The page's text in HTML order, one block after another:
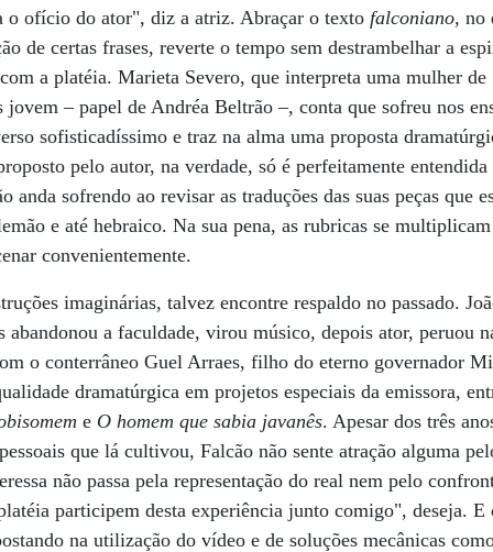
o ofício do ator", diz a atriz. Abraçar o texto falconiano, no
de certas frases, reverte o tempo sem destrambelhar a
a platéia. Marieta Severo, que interpreta uma mulher de
jovem – papel de Andréa Beltrão –, conta que sofreu nos
sofisticadíssimo e traz na alma uma proposta
pelo autor, na verdade, só é perfeitamente
anda sofrendo ao revisar as traduções das suas peças que
e até hebraico. Na sua pena, as rubricas se
convenientemente.
imaginárias, talvez encontre respaldo no passado.
abandonou a faculdade, virou músico, depois ator, peruou
o conterrâneo Guel Arraes, filho do eterno governador
dramatúrgica em projetos especiais da emissora,
e O homem que sabia javanês. Apesar dos três
que lá cultivou, Falcão não sente atração alguma
não passa pela representação do real nem pelo
participem desta experiência junto comigo", deseja. E
na utilização do vídeo e de soluções mecânicas